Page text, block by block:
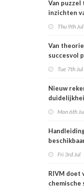
Van
inzichten
Thu 9th Jul
Van
succesvol
Tue 7th Jul
Nieuw
Mon 6th
Fri 3rd Jul
RIVM
chemische